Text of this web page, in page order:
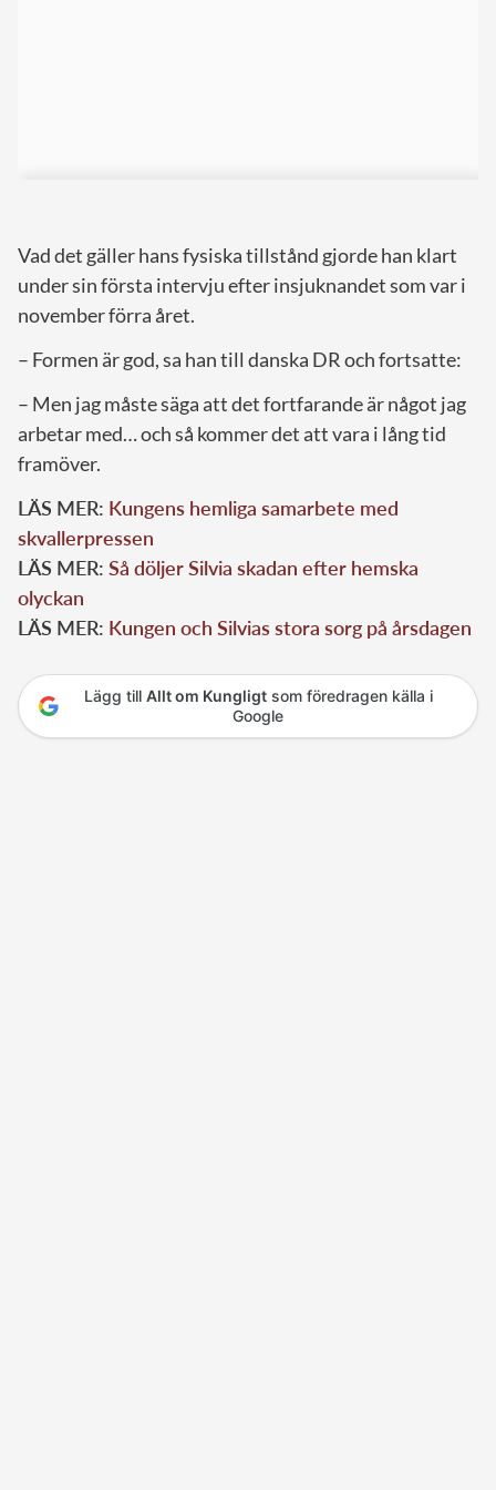
Vad det gäller hans fysiska tillstånd gjorde han klart
under sin första intervju efter insjuknandet som var i
november förra året.
– Formen är god, sa han till danska DR och fortsatte:
– Men jag måste säga att det fortfarande är något jag
arbetar med… och så kommer det att vara i lång tid
framöver.
LÄS MER: Kungens hemliga samarbete med
skvallerpressen
LÄS MER: Så döljer Silvia skadan efter hemska
olyckan
LÄS MER: Kungen och Silvias stora sorg på årsdagen
Lägg till Allt om Kungligtsom föredragen källa i
Google